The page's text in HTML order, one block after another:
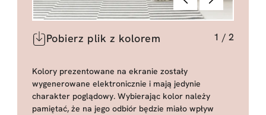
Pobierz plik z kolorem 1 / 2
Kolory prezentowane na ekranie zostały
wygenerowane elektronicznie i mają jedynie
charakter poglądowy. Wybierając kolor należy
pamiętać, że na jego odbiór będzie miało wpływ